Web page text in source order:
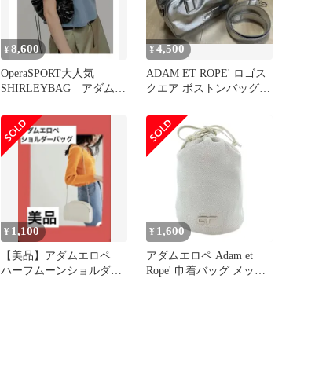
¥8,600
OperaSPORT大人気
SHIRLEYBAG アダムエ
ツ
¥4,500
ADAM ET ROPE' ロゴス
クエア ボストンバッグ
¥ 1,100
【美品】アダムエロペ
ハーフムーンショルダー
¥ 1,600
アダムエロペ Adam et
Rope' 巾着バッグ メッシ